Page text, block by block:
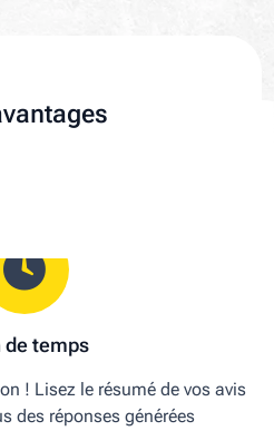
de temps
! Lisez le résumé de vos avis
des réponses générées